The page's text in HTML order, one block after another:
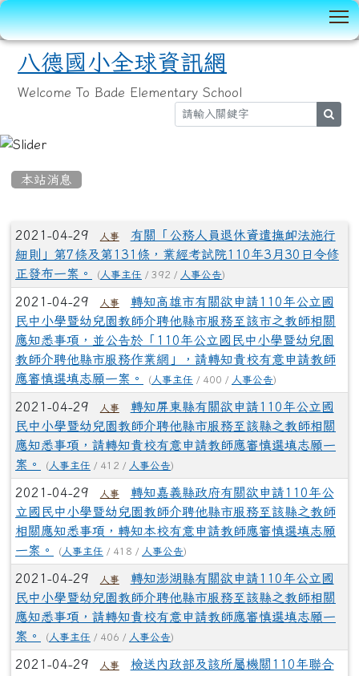
八德國小全球資訊網
Welcome To Bade Elementary School
本站消息
文章列表
2021-04-29 人事
有關「公務人員退休資遣撫卹法施行
細則」第7條及第131條，業經考試院110年3月30日令修
正發布一案。
( 人事主任 / 392 / 人事公告)
2021-04-29 人事
轉知高雄市有關欲申請110年公立國
民中小學暨幼兒園教師介聘他縣市服務至該市之教師相關
應知悉事項，並公告於「110年公立國民中小學暨幼兒園
教師介聘他縣市服務作業網」，請轉知貴校有意申請教師
應審慎選填志願一案。
( 人事主任 / 400 / 人事公告)
2021-04-29 人事
轉知屏東縣有關欲申請110年公立國
民中小學暨幼兒園教師介聘他縣市服務至該縣之教師相關
應知悉事項，請轉知貴校有意申請教師應審慎選填志願一
案。
( 人事主任 / 412 / 人事公告)
2021-04-29 人事
轉知嘉義縣政府有關欲申請110年公
立國民中小學暨幼兒園教師介聘他縣市服務至該縣之教師
相關應知悉事項，轉知本校有意申請教師應審慎選填志願
一案。
( 人事主任 / 418 / 人事公告)
2021-04-29 人事
轉知澎湖縣有關欲申請110年公立國
民中小學暨幼兒園教師介聘他縣市服務至該縣之教師相關
應知悉事項，請轉知貴校有意申請教師應審慎選填志願一
案。
( 人事主任 / 406 / 人事公告)
2021-04-29 人事
檢送內政部及該所屬機關110年聯合